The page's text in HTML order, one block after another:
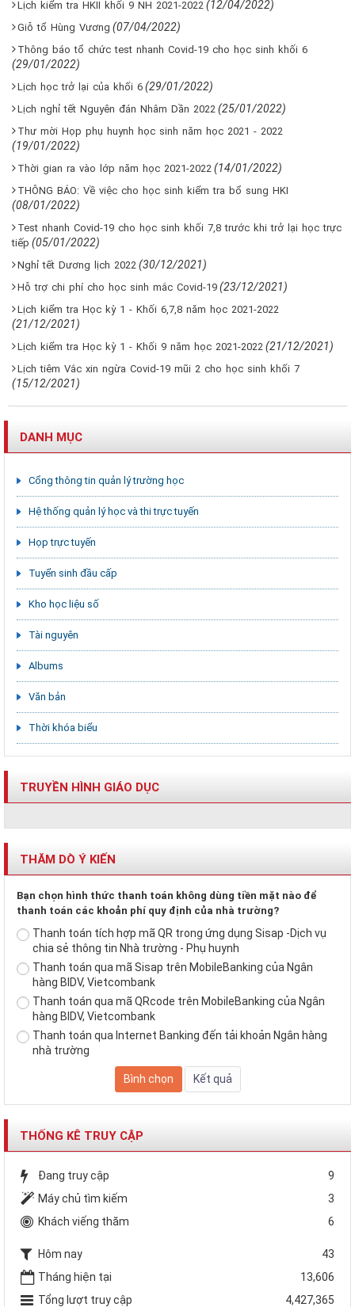
Lịch kiểm tra HKII khối 9 NH 2021-2022 (12/04/2022)
Giỗ tổ Hùng Vương (07/04/2022)
Thông báo tổ chức test nhanh Covid-19 cho học sinh khối 6
(29/01/2022)
Lịch học trở lại của khối 6 (29/01/2022)
Lịch nghỉ tết Nguyên đán Nhâm Dần 2022 (25/01/2022)
Thư mời Họp phụ huynh học sinh năm học 2021 - 2022
(19/01/2022)
Thời gian ra vào lớp năm học 2021-2022 (14/01/2022)
THÔNG BÁO: Về việc cho học sinh kiểm tra bổ sung HKI
(08/01/2022)
Test nhanh Covid-19 cho học sinh khối 7,8 trước khi trở lại học trực
tiếp (05/01/2022)
Nghỉ tết Dương lịch 2022 (30/12/2021)
Hỗ trợ chi phí cho học sinh mắc Covid-19 (23/12/2021)
Lịch kiểm tra Học kỳ 1 - Khối 6,7,8 năm học 2021-2022
(21/12/2021)
Lịch kiểm tra Học kỳ 1 - Khối 9 năm học 2021-2022 (21/12/2021)
Lịch tiêm Vắc xin ngừa Covid-19 mũi 2 cho học sinh khối 7
(15/12/2021)
DANH MỤC
Cổng thông tin quản lý trường học
Hệ thống quản lý học và thi trực tuyến
Họp trực tuyến
Tuyển sinh đầu cấp
Kho học liệu số
Tài nguyên
Albums
Văn bản
Thời khóa biểu
TRUYỀN HÌNH GIÁO DỤC
THĂM DÒ Ý KIẾN
Bạn chọn hình thức thanh toán không dùng tiền mặt nào để
thanh toán các khoản phí quy định của nhà trường?
Thanh toán tích hợp mã QR trong ứng dụng Sisap -Dịch vụ
chia sẻ thông tin Nhà trường - Phụ huynh
Thanh toán qua mã Sisap trên MobileBanking của Ngân
hàng BIDV, Vietcombank
Thanh toán qua mã QRcode trên MobileBanking của Ngân
hàng BIDV, Vietcombank
Thanh toán qua Internet Banking đến tải khoản Ngân hàng
nhà trường
THỐNG KÊ TRUY CẬP
Đang truy cập
9
Máy chủ tìm kiếm
3
Khách viếng thăm
6
Hôm nay
43
Tháng hiện tại
13,606
Tổng lượt truy cập
4,427,365